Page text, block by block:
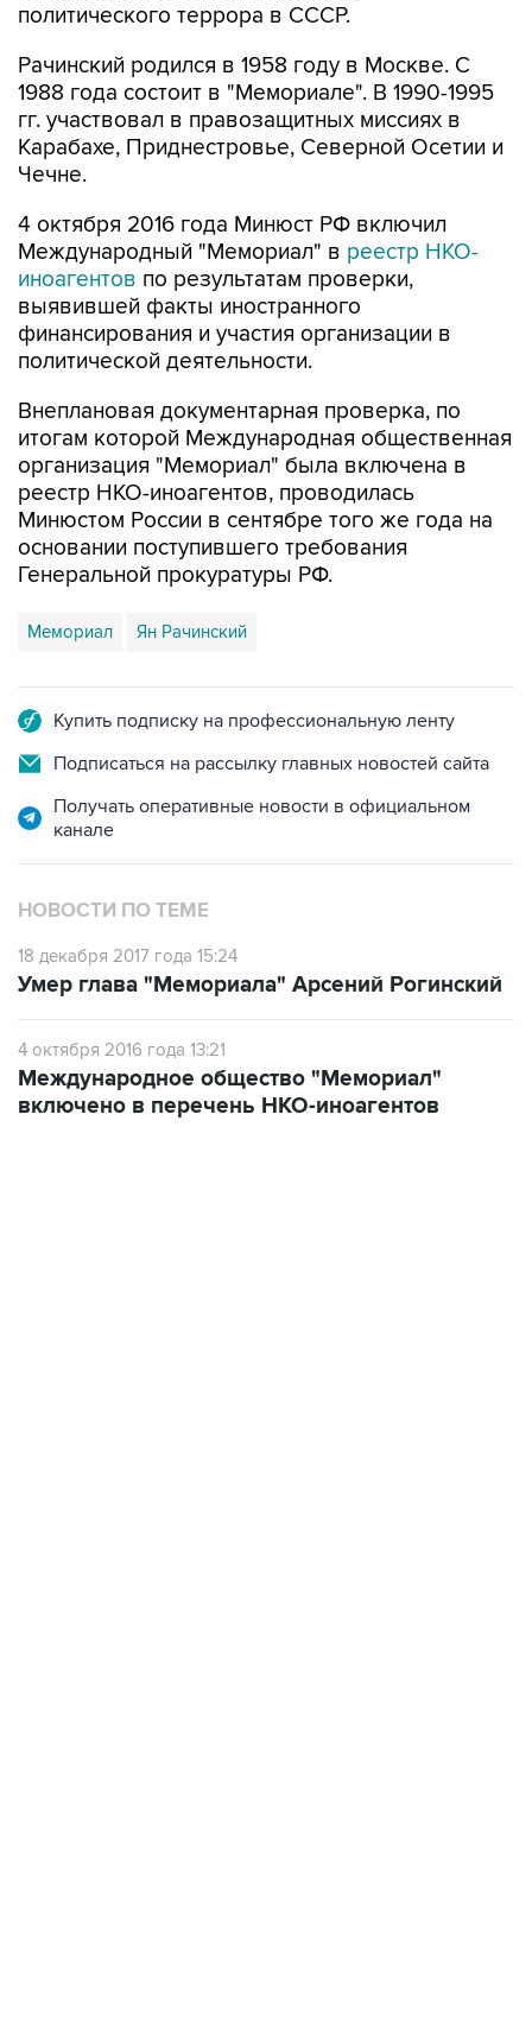
Рачинский родился в 1958 году в Москве. С
гг. участвовал в правозащитных миссиях в
Карабахе, Приднестровье, Северной Осетии и
Чечне.
4 октября 2016 года Минюст РФ включил
иноагентовпо результатам проверки,
выявившей факты иностранного
финансирования и участия организации в
политической деятельности.
Внеплановая документарная проверка, по
организация "Мемориал" была включена в
реестр НКО-иноагентов, проводилась
Минюстом России в сентябре того же года на
основании поступившего требования
Генеральной прокуратуры РФ.
Мемориал Ян Рачинский
Подписаться на рассылку главных новостей сайта
Получать оперативные новости в официальном
НОВОСТИ ПО ТЕМЕ
18 декабря 2017 года 15:24
4 октября 2016 года 13:21
включено в перечень НКО-иноагентов